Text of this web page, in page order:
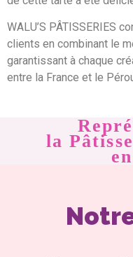
WALU’S PÂTISSERIES
clients en combinant le
garantissant à chaque
entre la France et le
la